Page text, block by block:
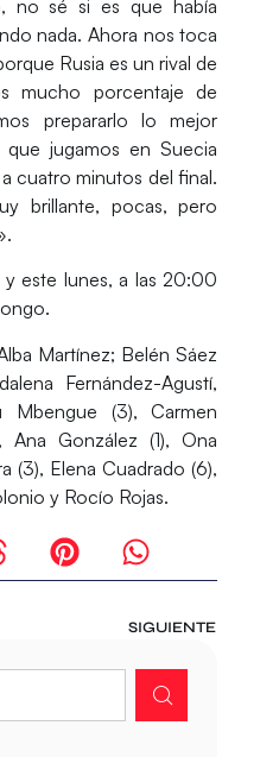
no sé si es que había
nada. Ahora nos toca
Rusia es un rival de
mucho porcentaje de
prepararlo lo mejor
jugamos en Suecia
cuatro minutos del final.
brillante, pocas, pero
este lunes, a las 20:00
Martínez; Belén Sáez
Fernández-Agustí,
Mbengue (3), Carmen
Ana González (1), Ona
(3), Elena Cuadrado (6),
y Rocío Rojas.
SIGUIENTE